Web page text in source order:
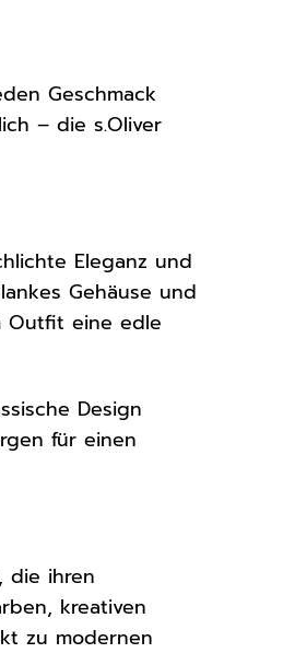
Geschmack
– die s.Oliver
Eleganz und
Gehäuse und
Outfit eine edle
Design
für einen
die ihren
kreativen
zu modernen